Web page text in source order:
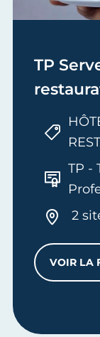
ET SERVICES
TP
TP -
2
VOIR LA